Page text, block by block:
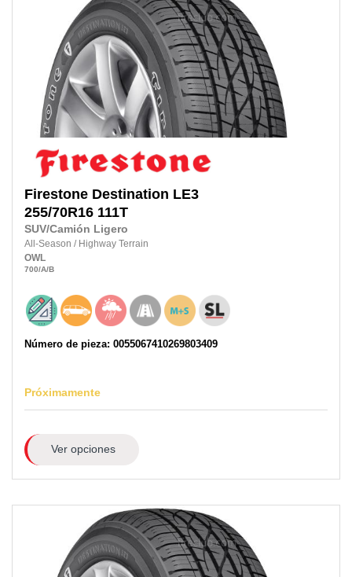
Firestone Destination LE3
255/70R16 111T
SUV/Camión Ligero
All-Season / Highway Terrain
OWL
700/A/B
Número de pieza: 0055067410269803409
Próximamente
Ver opciones